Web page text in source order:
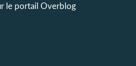
le portail Overblog